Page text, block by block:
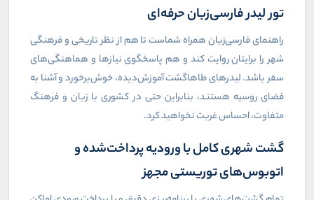
تور لیدر فارسی‌زبان حرفه‌ای
راهنمای فارسی‌زبان همراه شماست تا هم از نظر تاریخی و فرهنگی
شهر را برایتان روایت کند و هم پاسخگوی نیازها و هماهنگی‌های
سفر باشد. لیدرهای طاهاگشت آموزش‌دیده، خوش‌برخورد و آشنا به
فضای روسیه هستند، بنابراین حتی در کشوری با زبان و فرهنگ
متفاوت، احساس غربت نخواهید کرد.
گشت شهری کامل با ورودیه پرداخت‌شده و
اتوبوس‌های توریستی مجهز